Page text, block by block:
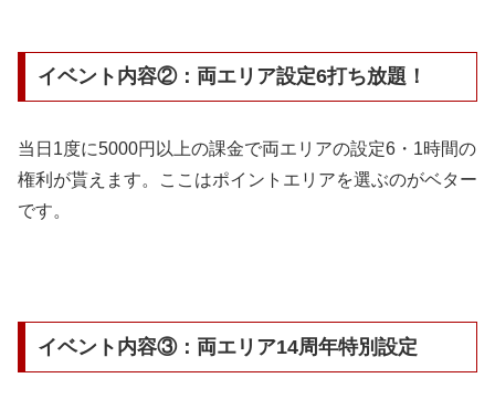
イベント内容②：両エリア設定6打ち放題！
当日1度に5000円以上の課金で両エリアの設定6・1時間の
権利が貰えます。
ここはポイントエリアを選ぶのがベター
です。
イベント内容③：両エリア14周年特別設定